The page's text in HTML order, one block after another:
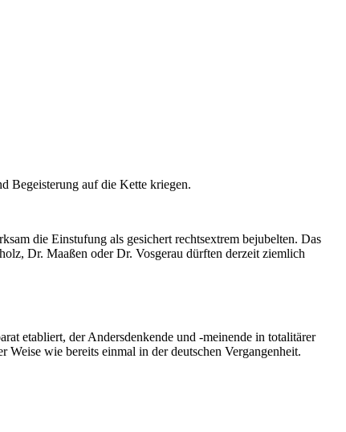
Begeisterung auf die Kette kriegen.
die Einstufung als gesichert rechtsextrem bejubelten. Das
Dr. Maaßen oder Dr. Vosgerau dürften derzeit ziemlich
etabliert, der Andersdenkende und -meinende in totalitärer
wie bereits einmal in der deutschen Vergangenheit.